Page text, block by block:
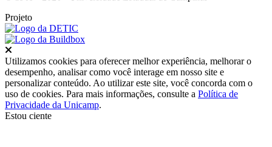
Projeto
Utilizamos cookies para oferecer melhor experiência, melhorar o
desempenho, analisar como você interage em nosso site e
personalizar conteúdo. Ao utilizar este site, você concorda com o
uso de cookies. Para mais informações, consulte a Política de
Privacidade da Unicamp.
Estou ciente